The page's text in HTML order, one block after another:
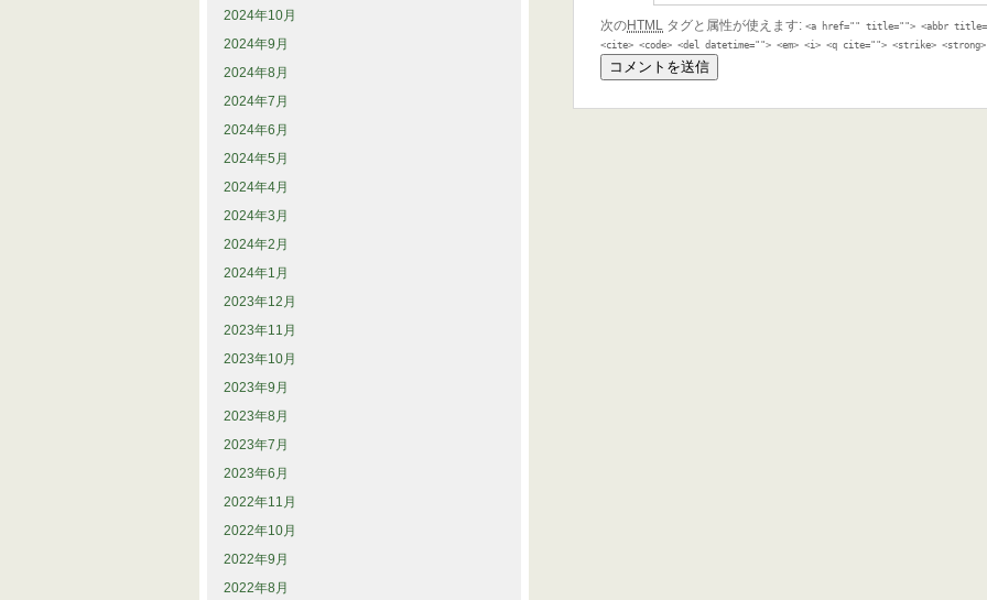
次のHTML タグと属性が使えます:<a href="" title=""> <abbr
<cite> <code> <del datetime=""> <em> <i> <q cite=""> <strike> <strong>
2024年10月
2024年9月
2024年8月
2024年7月
2024年6月
2024年5月
2024年4月
2024年3月
2024年2月
2024年1月
2023年12月
2023年11月
2023年10月
2023年9月
2023年8月
2023年7月
2023年6月
2022年11月
2022年10月
2022年9月
2022年8月